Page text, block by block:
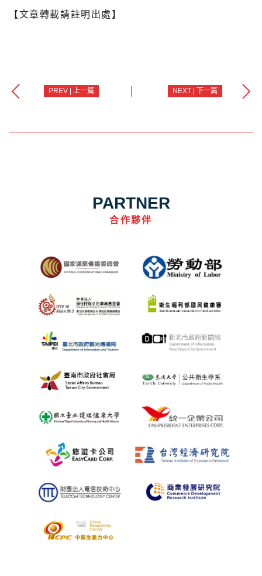
【文章轉載請註明出處】
PREV | 上一篇 NEXT | 下一篇
PARTNER
合作夥伴